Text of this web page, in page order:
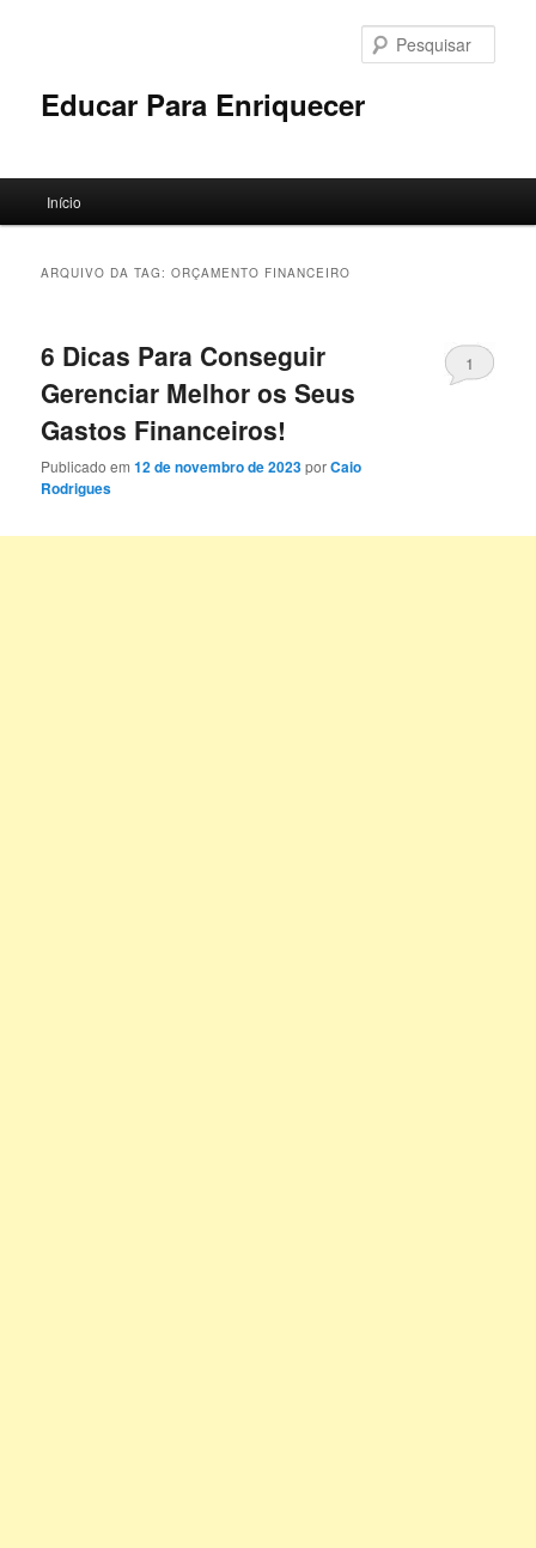
principal
secundárioEducar Para Enriquecer
principal
Início
ARQUIVO DA TAG:ORÇAMENTO FINANCEIRO
6 Dicas Para Conseguir
Gerenciar Melhor os Seus
Gastos Financeiros!
Publicado em12 de novembro de 2023porCaio
Rodrigues
1